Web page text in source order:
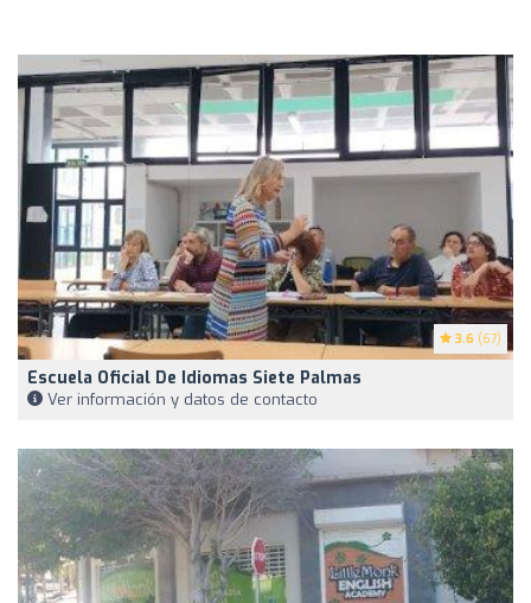
3.6 (67)
Escuela Oficial De Idiomas Siete Palmas
Ver información y datos de contacto